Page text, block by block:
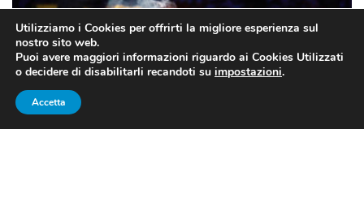
Utilizziamo i Cookies per offrirti la migliore esperienza sul
nostro sito web.
Puoi avere maggiori informazioni riguardo ai Cookies Utilizzati
o decidere di disabilitarli recandoti su impostazioni.
Accetta